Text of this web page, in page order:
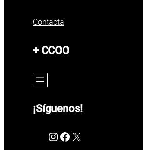
Contacta
+ CCOO
¡Síguenos!
Instagram Facebook X